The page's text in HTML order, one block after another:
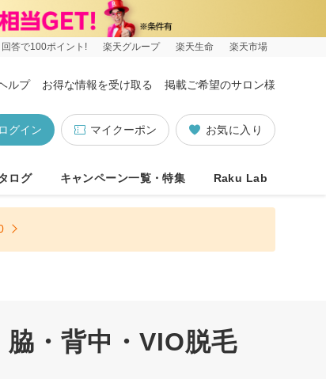
答で100ポイント! 楽天グループ 楽天生命 楽天市場
ルプ お得な情報を受け取る 掲載ご希望のサロン様
お気に入り
マイクーポン
ログイン
ログ キャンペーン一覧・特集 Raku Lab
・背中・VIO脱毛